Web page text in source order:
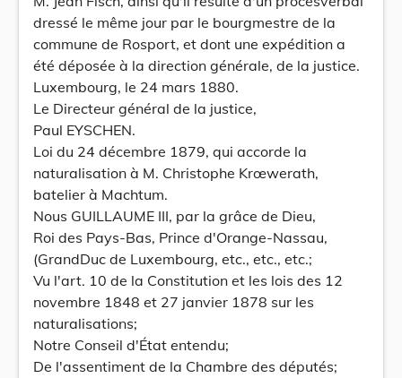
dressé le même jour par le bourgmestre de la
commune de Rosport, et dont une expédition a
été déposée à la direction générale, de la justice.
Luxembourg, le 24 mars 1880.
Le Directeur général de la justice,
Paul EYSCHEN.
Loi du 24 décembre 1879, qui accorde la
naturalisation à M. Christophe Krœwerath,
batelier à Machtum.
Nous GUILLAUME III, par la grâce de Dieu,
Roi des Pays-Bas, Prince d'Orange-Nassau,
(GrandDuc de Luxembourg, etc., etc., etc.;
Vu l'art. 10 de la Constitution et les lois des 12
novembre 1848 et 27 janvier 1878 sur les
naturalisations;
Notre Conseil d'État entendu;
De l'assentiment de la Chambre des députés;